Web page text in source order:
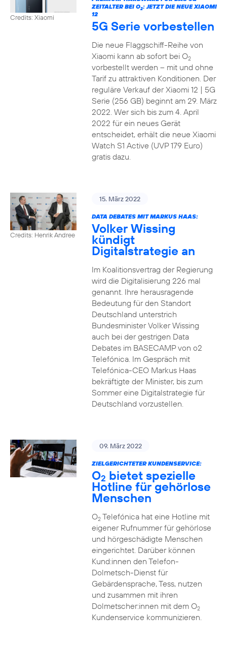
Credits: Xiaomi
ZEITALTER BEI O2: JETZT DIE NEUE XIAOMI
12
5G Serie vorbestellen
Die neue Flaggschiff-Reihe von
Xiaomi kann ab sofort bei O2
vorbestellt werden – mit und ohne
Tarif zu attraktiven Konditionen. Der
reguläre Verkauf der Xiaomi 12 | 5G
Serie (256 GB) beginnt am 29. März
2022. Wer sich bis zum 4. April
2022 für ein neues Gerät
entscheidet, erhält die neue Xiaomi
Watch S1 Active (UVP 179 Euro)
gratis dazu.
Credits: Henrik Andree
15. März 2022
DATA DEBATES MIT MARKUS HAAS:
Volker Wissing
kündigt
Digitalstrategie an
Im Koalitionsvertrag der Regierung
wird die Digitalisierung 226 mal
genannt. Ihre herausragende
Bedeutung für den Standort
Deutschland unterstrich
Bundesminister Volker Wissing
auch bei der gestrigen Data
Debates im BASECAMP von o2
Telefónica. Im Gespräch mit
Telefónica-CEO Markus Haas
bekräftigte der Minister, bis zum
Sommer eine Digitalstrategie für
Deutschland vorzustellen.
09. März 2022
ZIELGERICHTETER KUNDENSERVICE:
O2 bietet spezielle
Hotline für gehörlose
Menschen
O2Telefónica hat eine Hotline mit
eigener Rufnummer für gehörlose
und hörgeschädigte Menschen
eingerichtet. Darüber können
Kund:innen den Telefon-
Dolmetsch-Dienst für
Gebärdensprache, Tess, nutzen
und zusammen mit ihren
Dolmetscher:innen mit dem O2
Kundenservice kommunizieren.